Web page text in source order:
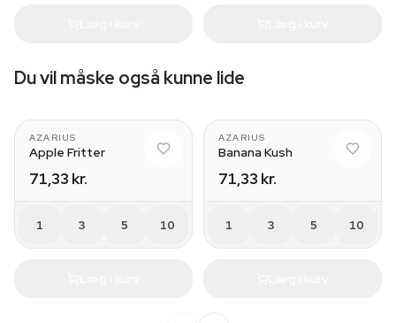
Du vil måske også kunne lide
AZARIUS
Apple Fritter
71,33 kr.
1 3 5 10
AZARIUS
Banana Kush
71,33 kr.
1 3 5 10